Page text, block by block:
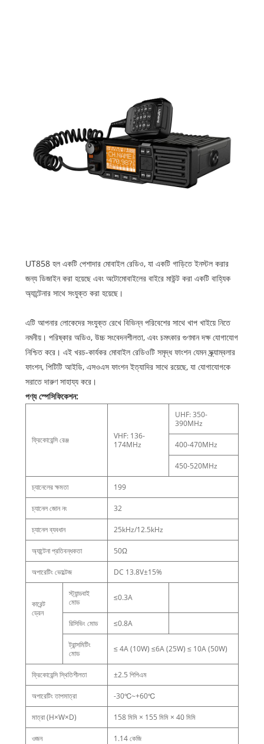
UT858 হল একটি পেশাদার মোবাইল রেডিও, যা একটি গাড়িতে ইনস্টল করার
জন্য ডিজাইন করা হয়েছে এবং অটোমোবাইলের বাইরে মাউন্ট করা একটি বাহ্যিক
অ্যান্টেনার সাথে সংযুক্ত করা হয়েছে।
এটি আপনার লোকেদের সংযুক্ত রেখে বিভিন্ন পরিবেশের সাথে খাপ খাইয়ে নিতে
নমনীয়। পরিষ্কার অডিও, উচ্চ সংবেদনশীলতা, এবং চমৎকার গুণমান দক্ষ যোগাযোগ
নিশ্চিত করে। এই খরচ-কার্যকর মোবাইল রেডিওটি সমৃদ্ধ ফাংশন যেমন স্ক্র্যাম্বলার
ফাংশন, পিটিটি আইডি, এসওএস ফাংশন ইত্যাদির সাথে রয়েছে, যা যোগাযোগকে
সরাতে দারুণ সাহায্য করে।
পণ্য স্পেসিফিকেশন:
ফ্রিকোয়েন্সি রেঞ্জ
VHF: 136-
174MHz
UHF: 350-
390MHz
400-470MHz
450-520MHz
চ্যানেলের ক্ষমতা 199
চ্যানেল জোন নং 32
চ্যানেল ব্যবধান 25kHz/12.5kHz
অ্যান্টেনা প্রতিবন্ধকতা 50Ω
অপারেটিং ভোল্টেজ DC 13.8V±15%
কারেন্ট
ড্রেন
স্ট্যান্ডবাই
মোড
≤0.3A
রিসিভিং মোড ≤0.8A
ট্রান্সমিটিং
মোড
≤ 4A (10W) ≤6A (25W) ≤ 10A (50W)
ফ্রিকোয়েন্সি স্থিতিশীলতা ±2.5 পিপিএম
অপারেটিং তাপমাত্রা -30℃~+60℃
মাত্রা (H×W×D) 158 মিমি × 155 মিমি × 40 মিমি
ওজন 1.14 কেজি